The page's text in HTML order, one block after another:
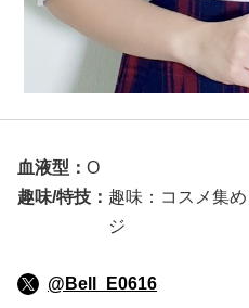
血液型： O
趣味/特技： 趣味：コスメ集
ジ
@Bell_E0616